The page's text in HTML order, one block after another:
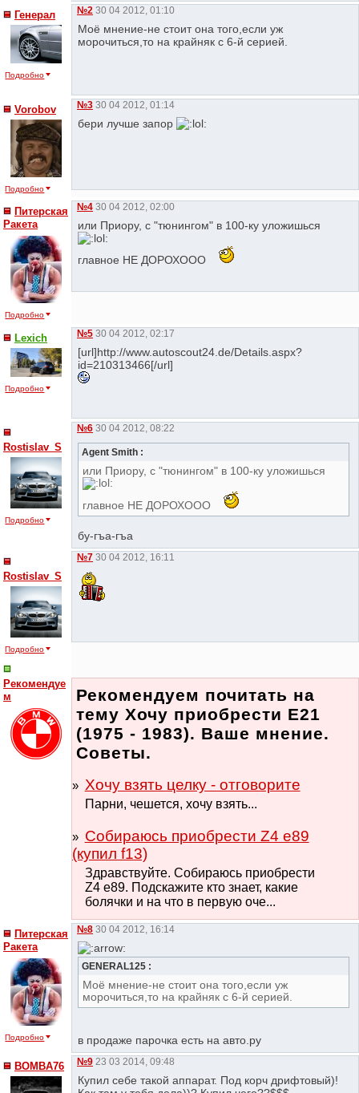
Генерал
Подробно
№2 30 04 2012, 01:10
Моё мнение-не стоит она того,если уж
морочиться,то на крайняк с 6-й серией.
Vorobov
Подробно
№3 30 04 2012, 01:14
бери лучше запор
Питерская
Ракета
Подробно
№4 30 04 2012, 02:00
или Приору, с "тюнингом" в 100-ку уложишься
главное НЕ ДОРОХООО
Lexich
Подробно
№5 30 04 2012, 02:17
[url]http://www.autoscout24.de/Details.aspx?
id=210313466[/url]
Rostislav_S
Подробно
№6 30 04 2012, 08:22
Agent Smith :
или Приору, с "тюнингом" в 100-ку уложишься
главное НЕ ДОРОХООО
бу-гъа-гъа
Rostislav_S
Подробно
№7 30 04 2012, 16:11
Рекомендуе
м
Рекомендуем почитать на
тему Хочу приобрести E21
(1975 - 1983). Ваше мнение.
Советы.
Хочу взять целку - отговорите
Парни, чешется, хочу взять...
Собираюсь приобрести Z4 e89
(купил f13)
Здравствуйте. Собираюсь приобрести
Z4 e89. Подскажите кто знает, какие
болячки и на что в первую оче...
Питерская
Ракета
Подробно
№8 30 04 2012, 16:14
GENERAL125 :
Моё мнение-не стоит она того,если уж
морочиться,то на крайняк с 6-й серией.
в продаже парочка есть на авто.ру
BOMBA76 №9 23 03 2014, 09:48
Купил себе такой аппарат. Под корч дрифтовый)!